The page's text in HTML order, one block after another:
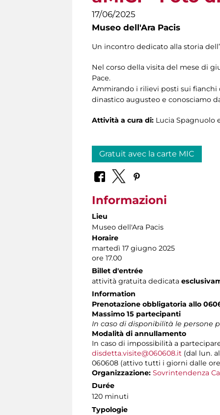
17/06/2025
Museo dell'Ara Pacis
Un incontro dedicato alla storia
Nel corso della visita del mese di
Pace.
Ammirando i rilievi posti sui
dinastico augusteo e conosciamo
Attività a cura di: Lucia Spagnuolo
Gratuit avec la carte MIC
Informazioni
Lieu
Museo dell'Ara Pacis
Horaire
martedì 17 giugno 2025
ore 17.00
Billet d'entrée
attività gratuita dedicata
Information
Prenotazione obbligatoria allo
Massimo 15 partecipanti
In caso di disponibilità le persone
Modalità di annullamento
In caso di impossibilità a
disdetta.visite@060608.it (dal lun.
060608 (attivo tutti i giorni dalle ore
Organizzazione: Sovrintendenza
Durée
120 minuti
Typologie